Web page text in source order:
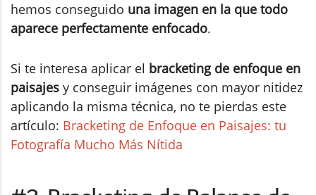
hemos conseguido una imagen en la que todo
aparece perfectamente enfocado.
Si te interesa aplicar el bracketing de enfoque en
paisajes y conseguir imágenes con mayor nitidez
aplicando la misma técnica, no te pierdas este
artículo: Bracketing de Enfoque en Paisajes: tu
Fotografía Mucho Más Nítida